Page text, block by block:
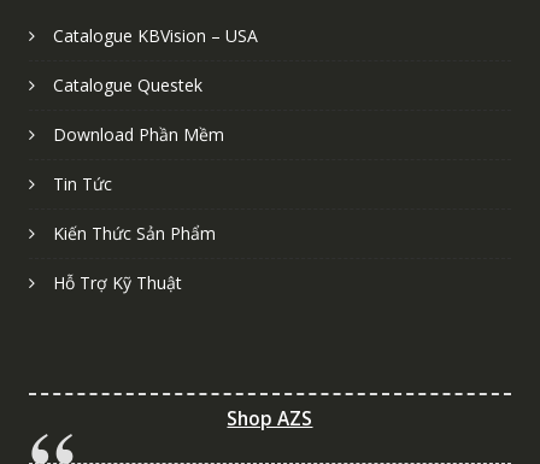
Catalogue KBVision – USA
Catalogue Questek
Download Phần Mềm
Tin Tức
Kiến Thức Sản Phẩm
Hỗ Trợ Kỹ Thuật
Shop AZS